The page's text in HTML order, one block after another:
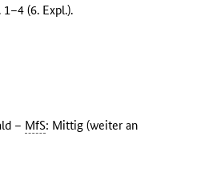
1–4 (6. Expl.).
– MfS: Mittig (weiter an